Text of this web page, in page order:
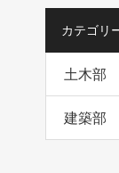
カテゴリ
土木部
建築部